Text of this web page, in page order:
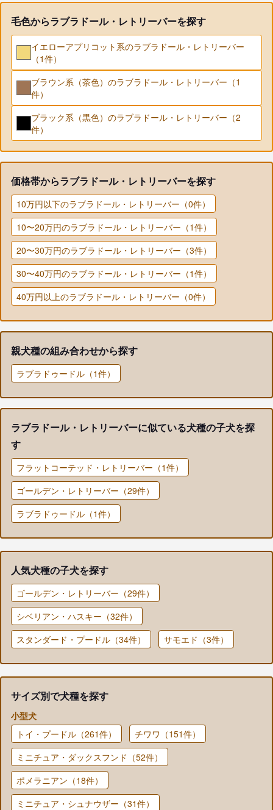
毛色からラブラドール・レトリーバーを探す
イエローアプリコット系のラブラドール・レトリーバー
（1件）
ブラウン系（茶色）のラブラドール・レトリーバー（1
件）
ブラック系（黒色）のラブラドール・レトリーバー（2
件）
価格帯からラブラドール・レトリーバーを探す
10万円以下のラブラドール・レトリーバー（0件）
10〜20万円のラブラドール・レトリーバー（1件）
20〜30万円のラブラドール・レトリーバー（3件）
30〜40万円のラブラドール・レトリーバー（1件）
40万円以上のラブラドール・レトリーバー（0件）
親犬種の組み合わせから探す
ラブラドゥードル（1件）
ラブラドール・レトリーバーに似ている犬種の子犬を探
す
フラットコーテッド・レトリーバー（1件）
ゴールデン・レトリーバー（29件）
ラブラドゥードル（1件）
人気犬種の子犬を探す
ゴールデン・レトリーバー（29件）
シベリアン・ハスキー（32件）
スタンダード・プードル（34件）
サモエド（3件）
サイズ別で犬種を探す
小型犬
トイ・プードル（261件）
チワワ（151件）
ミニチュア・ダックスフンド（52件）
ポメラニアン（18件）
ミニチュア・シュナウザー（31件）